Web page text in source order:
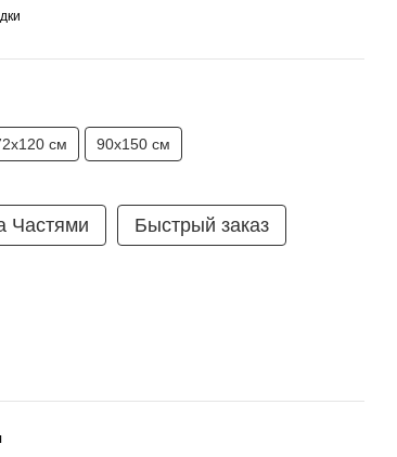
см 90х150 см
Частями Быстрый заказ